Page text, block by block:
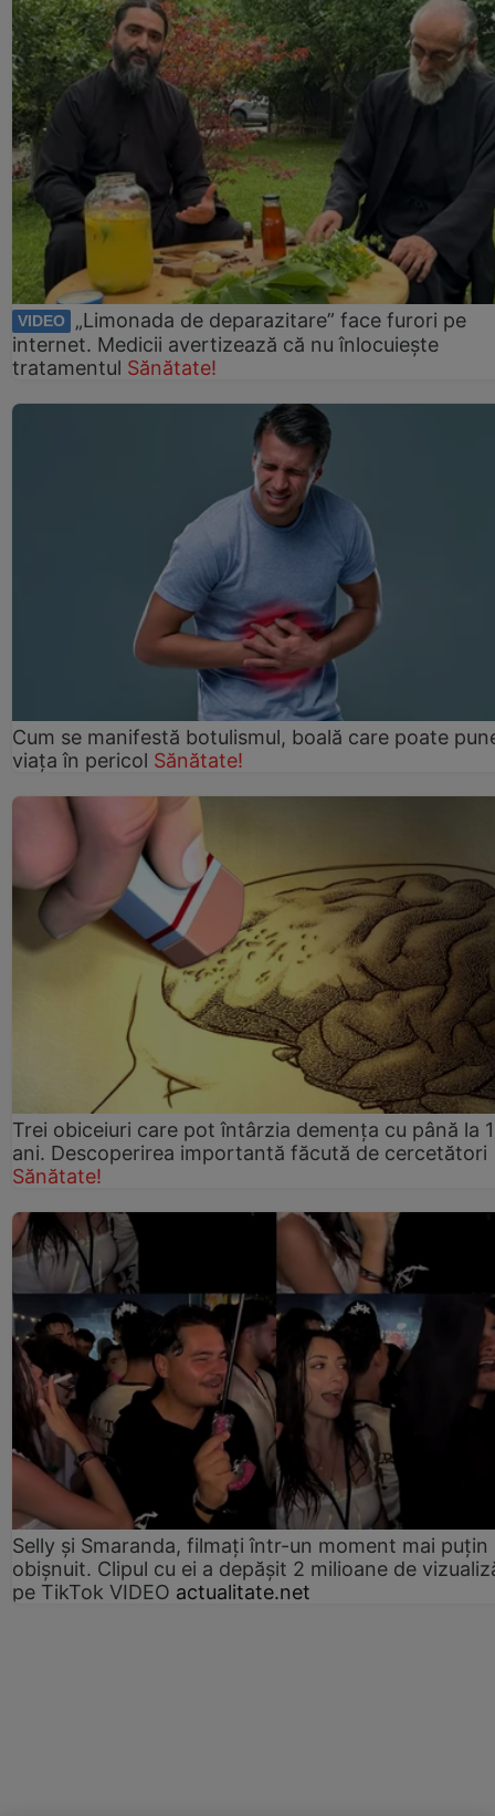
VIDEO
„Limonada de deparazitare” face furori pe
internet. Medicii avertizează că nu înlocuiește
tratamentul Sănătate!
Cum se manifestă botulismul, boală care poate
viaţa în pericol Sănătate!
Trei obiceiuri care pot întârzia demența cu până la
ani. Descoperirea importantă făcută de cercetători
Sănătate!
Selly și Smaranda, filmați într-un moment mai puțin
obișnuit. Clipul cu ei a depășit 2 milioane de
pe TikTok VIDEO actualitate.net